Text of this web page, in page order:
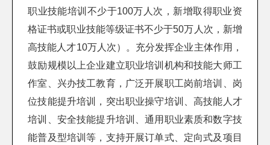
职业技能培训不少于100万人次，新增取得职业资
格证书或职业技能等级证书不少于50万人次，新增
高技能人才10万人次）。充分发挥企业主体作用，
鼓励规模以上企业建立职业培训机构和技能大师工
作室、兴办技工教育，广泛开展职工岗前培训、岗
位技能提升培训，突出职业操守培训、高技能人才
培训、安全技能提升培训、通用职业素质和数字技
能普及型培训等，支持开展订单式、定向式及项目